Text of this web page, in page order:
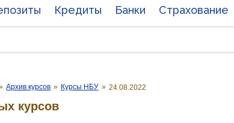
Кредиты Банки Страхование
Архив курсов » Курсы НБУ » 24.08.2022
курсов